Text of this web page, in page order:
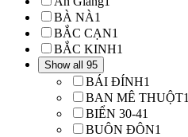
BÀ NÀ1
BẮC CẠN1
BẮC KINH1
Show all 95
BÁI ĐÍNH1
BAN MÊ THUỘT1
BIỂN 30-41
BUÔN ĐÔN1